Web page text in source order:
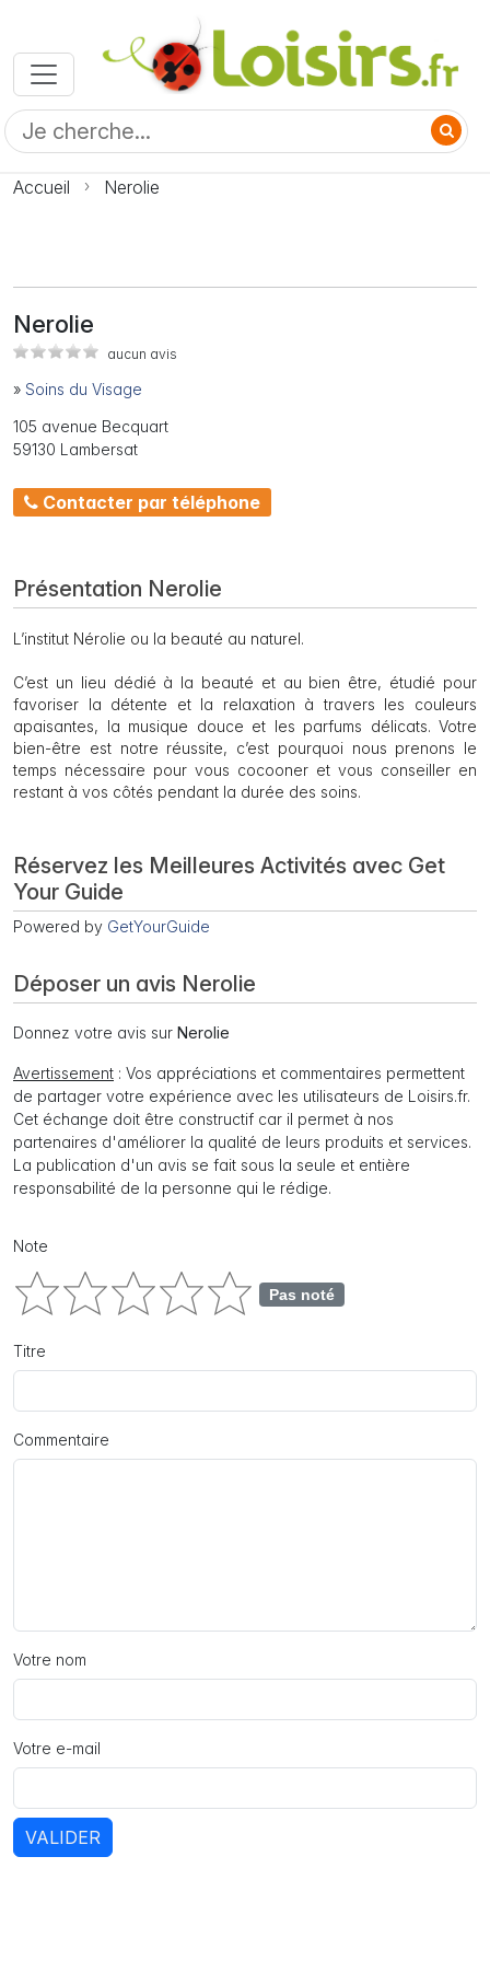
Accueil Nerolie
Nerolie
aucun avis
» Soins du Visage
105 avenue Becquart
59130 Lambersat
Contacter par téléphone
Présentation Nerolie
L’institut Nérolie ou la beauté au naturel.
C’est un lieu dédié à la beauté et au bien être, étudié pour
favoriser la détente et la relaxation à travers les couleurs
apaisantes, la musique douce et les parfums délicats. Votre
bien-être est notre réussite, c’est pourquoi nous prenons le
temps nécessaire pour vous cocooner et vous conseiller en
restant à vos côtés pendant la durée des soins.
Réservez les Meilleures Activités avec Get
Your Guide
Powered by GetYourGuide
Déposer un avis Nerolie
Donnez votre avis sur Nerolie
Avertissement : Vos appréciations et commentaires permettent
de partager votre expérience avec les utilisateurs de Loisirs.fr.
Cet échange doit être constructif car il permet à nos
partenaires d'améliorer la qualité de leurs produits et services.
La publication d'un avis se fait sous la seule et entière
responsabilité de la personne qui le rédige.
Note
Pas noté
Titre
Commentaire
Votre nom
Votre e-mail
VALIDER